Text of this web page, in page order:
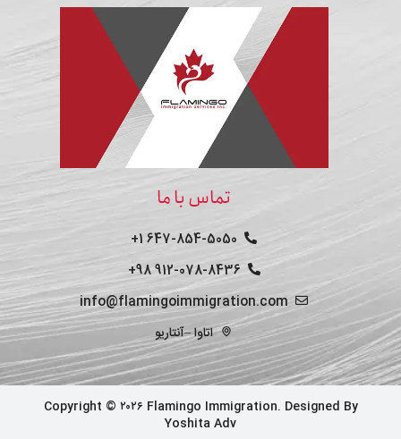
تماس با ما
647-854-5050 1+
912-078-8436 98+
info@flamingoimmigration.com
اتاوا –آنتاریو
Copyright © ۲۰۲۶ Flamingo Immigration. Designed By
Yoshita Adv